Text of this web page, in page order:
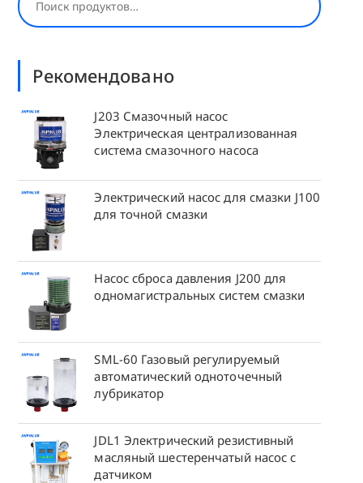
Рекомендовано
J203 Смазочный насос
Электрическая централизованная
система смазочного насоса
Электрический насос для смазки J100
для точной смазки
Насос сброса давления J200 для
одномагистральных систем смазки
SML-60 Газовый регулируемый
автоматический одноточечный
лубрикатор
JDL1 Электрический резистивный
масляный шестеренчатый насос с
датчиком